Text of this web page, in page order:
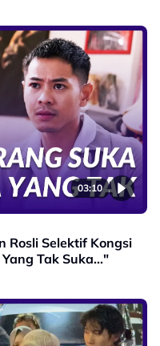
03:10
Rosli Selektif Kongsi
Tak Suka..."